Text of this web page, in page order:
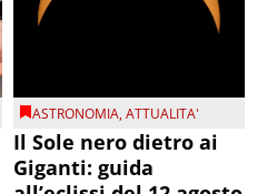
ASTRONOMIA,ATTUALITA'
Il Sole nero dietro ai
Giganti: guida